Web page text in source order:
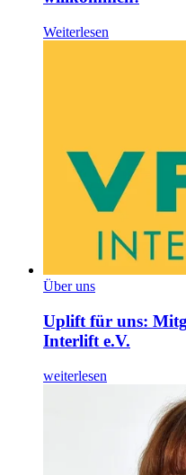
Weiterlesen
Über uns
Uplift für uns:
Interlift e.V.
weiterlesen